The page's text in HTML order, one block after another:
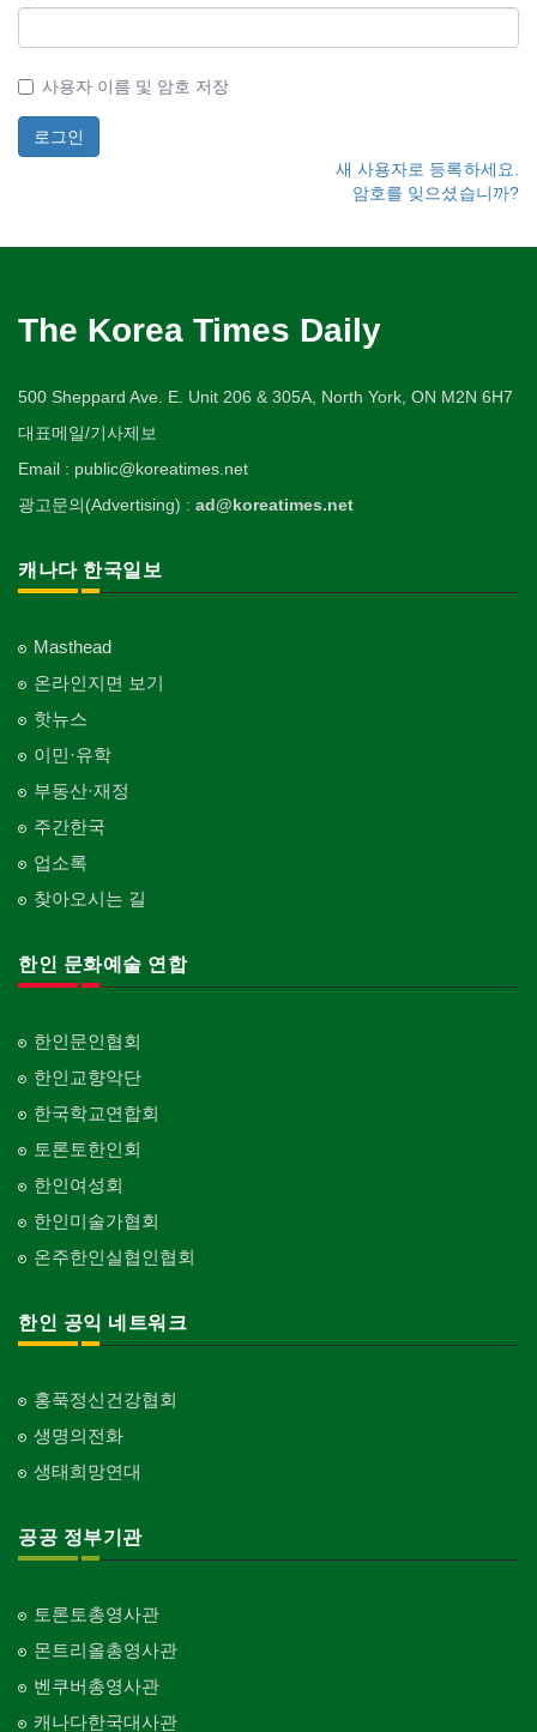
사용자 이름 및 암호 저장
새 사용자로 등록하세요.
암호를 잊으셨습니까?
The Korea Times Daily
500 Sheppard Ave. E. Unit 206 & 305A, North York, ON M2N 6H7
대표메일/기사제보
Email : public@koreatimes.net
광고문의(Advertising) : ad@koreatimes.net
캐나다 한국일보
Masthead
온라인지면 보기
핫뉴스
이민·유학
부동산·재정
주간한국
업소록
찾아오시는 길
한인 문화예술 연합
한인문인협회
한인교향악단
한국학교연합회
토론토한인회
한인여성회
한인미술가협회
온주한인실협인협회
한인 공익 네트워크
홍푹정신건강협회
생명의전화
생태희망연대
공공 정부기관
토론토총영사관
몬트리올총영사관
벤쿠버총영사관
캐나다한국대사관